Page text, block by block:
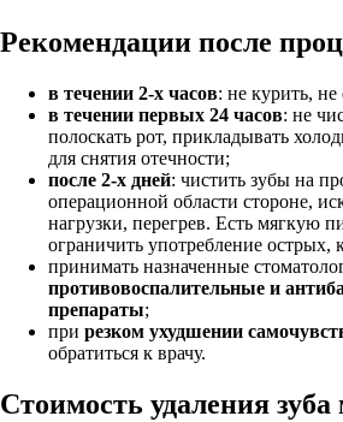
Рекомендации после
в течении 2-х часов: не курить, не
в течении первых 24 часов: не
полоскать рот, прикладывать
для снятия отечности;
после 2-х дней: чистить зубы на
операционной области стороне,
нагрузки, перегрев. Есть мягкую
ограничить употребление острых,
принимать назначенные
противовоспалительные и
препараты;
при резком ухудшении
обратиться к врачу.
Стоимость удаления зуба